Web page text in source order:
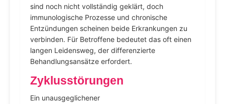
sind noch nicht vollständig geklärt, doch
immunologische Prozesse und chronische
Entzündungen scheinen beide Erkrankungen zu
verbinden. Für Betroffene bedeutet das oft einen
langen Leidensweg, der differenzierte
Behandlungsansätze erfordert.
Zyklusstörungen
Ein unausgeglichener